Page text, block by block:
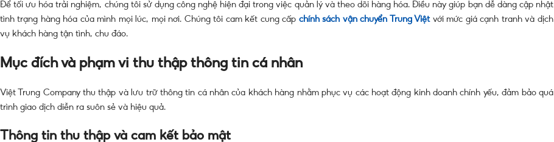
Để tối ưu hóa trải nghiệm, chúng tôi sử dụng công nghệ hiện đại trong việc quản lý và theo dõi hàng hóa. Điều này giúp bạn dễ dàng cập nhật
tình trạng hàng hóa của mình mọi lúc, mọi nơi. Chúng tôi cam kết cung cấp chính sách vận chuyển Trung Việtvới mức giá cạnh tranh và dịch
vụ khách hàng tận tình, chu đáo.
Mục đích và phạm vi thu thập thông tin cá nhân
Việt Trung Company thu thập và lưu trữ thông tin cá nhân của khách hàng nhằm phục vụ các hoạt động kinh doanh chính yếu, đảm bảo quá
trình giao dịch diễn ra suôn sẻ và hiệu quả.
Thông tin thu thập và cam kết bảo mật